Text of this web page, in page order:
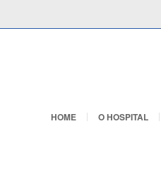
HOME O HOSPITAL